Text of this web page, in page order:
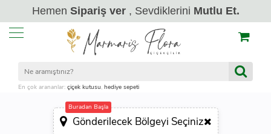
Hemen Sipariş ver, Sevdiklerini Mutlu Et.
En çok arananlar: çiçek kutusu, hediye sepeti
Gönderilecek Bölgeyi Seçiniz
Buradan Başla